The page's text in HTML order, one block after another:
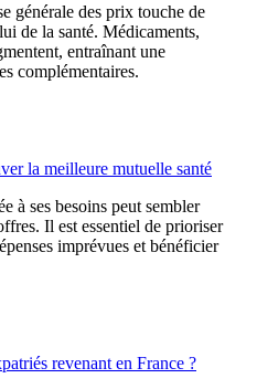
générale des prix touche de
de la santé. Médicaments,
entraînant une
complémentaires.
la meilleure mutuelle santé
à ses besoins peut sembler
Il est essentiel de prioriser
imprévues et bénéficier
revenant en France ?